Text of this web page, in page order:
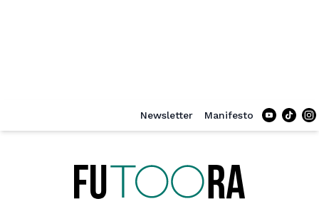
Newsletter Manifesto
Tiktok